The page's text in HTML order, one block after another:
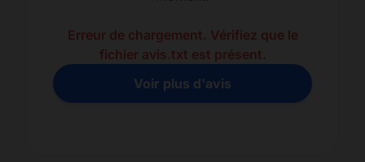
Erreur de chargement. Vérifiez que le
fichier avis.txt est présent.
Voir plus d'avis